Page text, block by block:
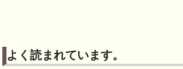
よく読まれています。